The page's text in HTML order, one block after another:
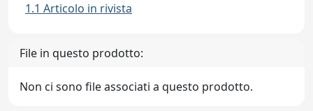
1.1 Articolo in rivista
File in questo prodotto:
Non ci sono file associati a questo prodotto.